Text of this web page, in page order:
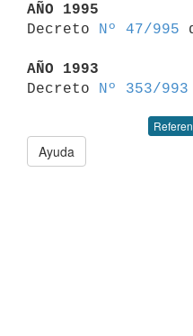
AÑO 1995
Decreto
Nº 47/995
AÑO 1993
Decreto
Nº 353/993
Ayuda